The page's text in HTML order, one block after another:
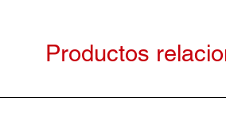
Productos